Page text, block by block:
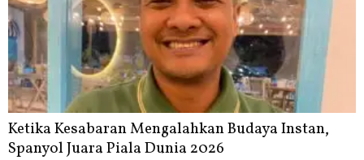
Ketika Kesabaran Mengalahkan Budaya Instan,
Spanyol Juara Piala Dunia 2026